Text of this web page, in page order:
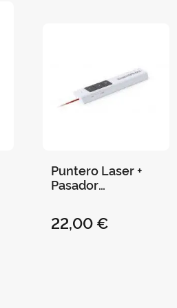
Puntero Laser +
Pasador
València"
22,00 €